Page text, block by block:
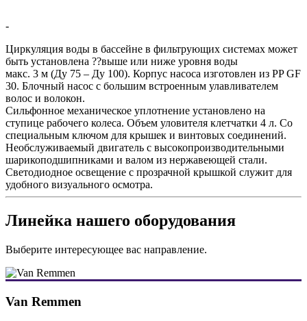
-
Циркуляция воды в бассейне в фильтрующих системах может
быть установлена ??выше или ниже уровня воды
макс. 3 м (Ду 75 – Ду 100). Корпус насоса изготовлен из PP GF
30. Блочный насос с большим встроенным улавливателем
волос и волокон.
Сильфонное механическое уплотнение установлено на
ступице рабочего колеса. Объем уловителя клетчатки 4 л. Со
специальным ключом для крышек и винтовых соединений.
Необслуживаемый двигатель с высокопроизводительными
шарикоподшипниками и валом из нержавеющей стали.
Светодиодное освещение с прозрачной крышкой служит для
удобного визуального осмотра.
Линейка нашего оборудования
Выберите интересующее вас направление.
Van Remmen